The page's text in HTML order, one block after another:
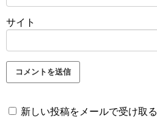
サイト
新しい投稿をメールで受け取る